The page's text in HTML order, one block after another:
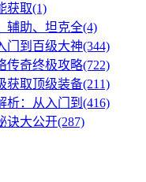
获取(1)
辅助、坦克全(4)
门到百级大神(344)
传奇终极攻略(722)
获取顶级装备(211)
析：从入门到(416)
诀大公开(287)